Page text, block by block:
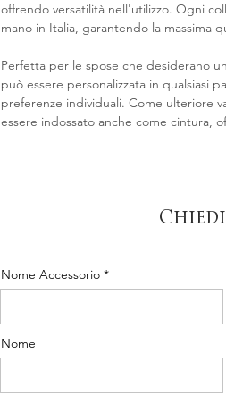
offrendo versatilità nell'utilizzo. Ogni
mano in Italia, garantendo la massima
Perfetta per le spose che desiderano
può essere personalizzata in qualsiasi
preferenze individuali. Come ulteriore
essere indossato anche come cintura,
Nome Accessorio
Nome